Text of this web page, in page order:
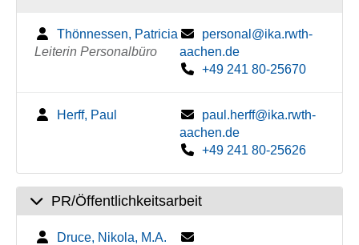
Thönnessen, Patricia
Leiterin Personalbüro
personal@ika.rwth-
aachen.de
+49 241 80-25670
Herff, Paul
paul.herff@ika.rwth-
aachen.de
+49 241 80-25626
PR/Öffentlichkeitsarbeit
Druce, Nikola, M.A.